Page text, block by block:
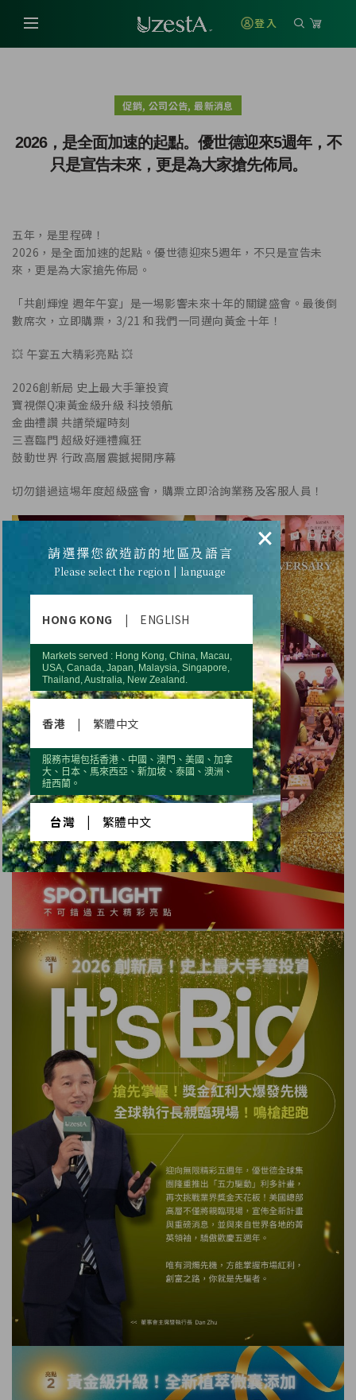
登入
促銷,公司公告,最新消息
2026，是全面加速的起點。優世德迎來5週年，不
只是宣告未來，更是為大家搶先佈局。
五年，是里程碑！
2026，是全面加速的起點。優世德迎來5週年，不只是宣告未
來，更是為大家搶先佈局。
「共創輝煌 週年午宴」是一埸影響未來十年的關鍵盛會。最後倒
數席次，立即購票，3/21 和我們一同邁向黃金十年！
💥 午宴五大精彩亮點 💥
2026創新局 史上最大手筆投資
寶視傑Q凍黃金級升級 科技領航
金曲禮讚 共譜榮耀時刻
三喜臨門 超級好運禮瘋狂
鼓動世界 行政高層震撼揭開序幕
切勿錯過這埸年度超級盛會，購票立即洽詢業務及客服人員！
×
請選擇您欲造訪的地區及語言
Please select the region | language
HONG KONG | ENGLISH
Markets served : Hong Kong, China, Macau,
USA, Canada, Japan, Malaysia, Singapore,
Thailand, Australia, New Zealand.
香港 | 繁體中文
服務市場包括香港、中國、澳門、美國、加拿
大、日本、馬來西亞、新加坡、泰國、澳洲、
紐西蘭。
台灣 繁體中文